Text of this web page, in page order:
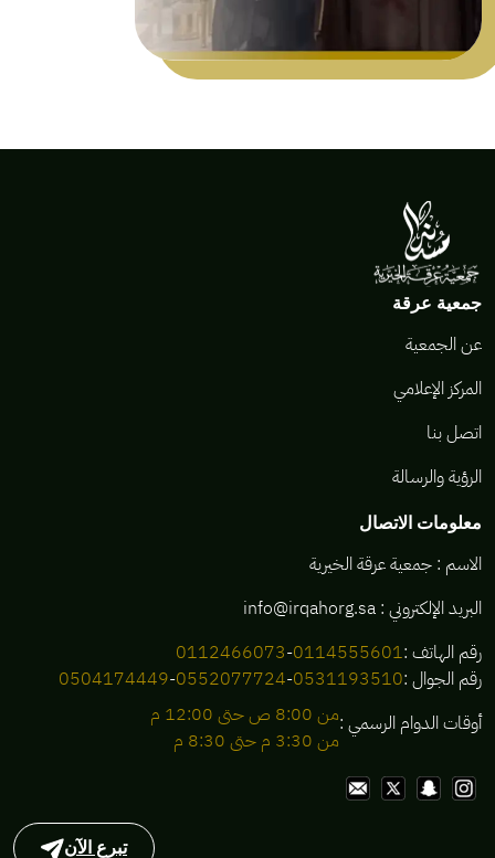
جمعية عرقة
عن الجمعية
المركز الإعلامي
اتصل بنا
الرؤية والرسالة
معلومات الاتصال
الاسم : جمعية عرقة الخيرية
البريد الإلكتروني : info@irqahorg.sa
رقم الهاتف :0114555601
-
0112466073
رقم الجوال :0531193510
-
0552077724
-
0504174449
أوقات الدوام الرسمي :من 8:00 ص حتى 12:00 م
من 3:30 م حتى 8:30 م
تبرع الآن